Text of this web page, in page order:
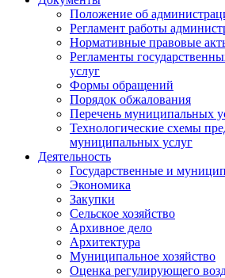
Положение об
Регламент работы
Нормативные правовые
Регламенты
услуг
Формы обращений
Порядок обжалования
Перечень муниципальных
Технологические схемы
муниципальных услуг
Деятельность
Государственные и
Экономика
Закупки
Сельское хозяйство
Архивное дело
Архитектура
Муниципальное хозяйство
Оценка регулирующего